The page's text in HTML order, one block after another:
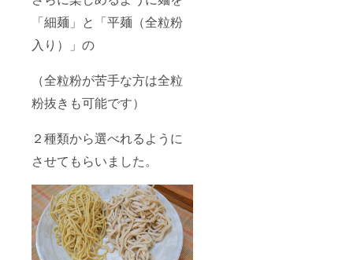
「細麺」と「平麺（全粒粉
入り）」の
（全粒粉が苦手な方は全粒
粉抜きも可能です）
２種類から選べれるように
させてもらいました。